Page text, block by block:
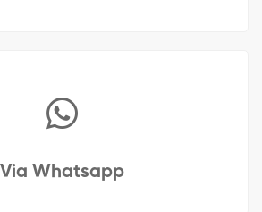
Via Whatsapp